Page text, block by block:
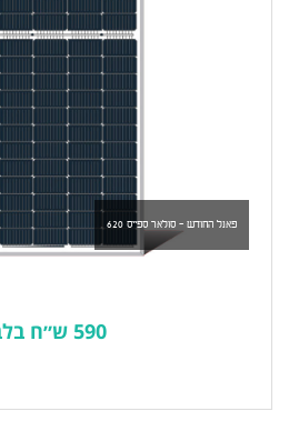
פאנל החודש - סולאר ספייס 620
590 ש״ח בלבד!